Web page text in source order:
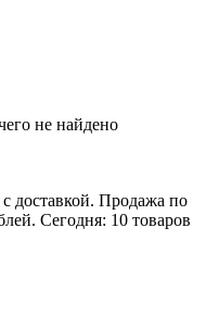
не найдено
доставкой. Продажа по
Сегодня: 10 товаров